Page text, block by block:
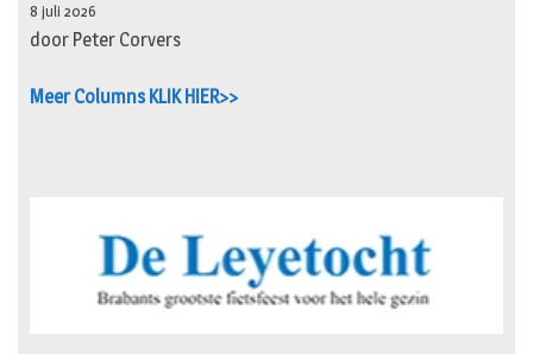
8 juli 2026
door Peter Corvers
Meer Columns KLIK HIER>>